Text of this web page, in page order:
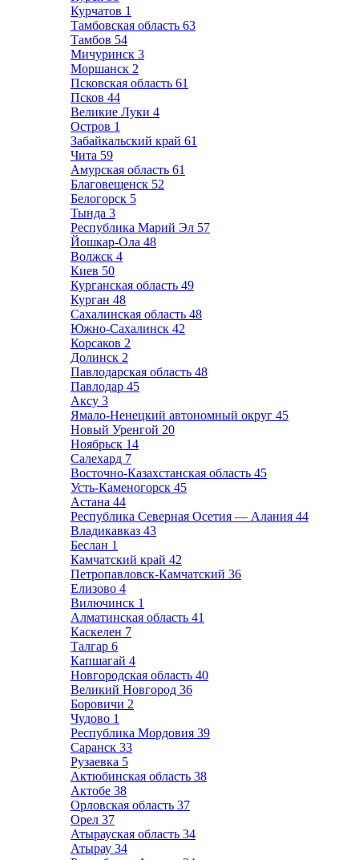
Курчатов 1
Тамбовская область 63
Тамбов 54
Мичуринск 3
Моршанск 2
Псковская область 61
Псков 44
Великие Луки 4
Остров 1
Забайкальский край 61
Чита 59
Амурская область 61
Благовещенск 52
Белогорск 5
Тында 3
Республика Марий Эл 57
Йошкар-Ола 48
Волжск 4
Киев 50
Курганская область 49
Курган 48
Сахалинская область 48
Южно-Сахалинск 42
Корсаков 2
Долинск 2
Павлодарская область 48
Павлодар 45
Аксу 3
Ямало-Ненецкий автономный округ 45
Новый Уренгой 20
Ноябрьск 14
Салехард 7
Восточно-Казахстанская область 45
Усть-Каменогорск 45
Астана 44
Республика Северная Осетия — Алания 44
Владикавказ 43
Беслан 1
Камчатский край 42
Петропавловск-Камчатский 36
Елизово 4
Вилючинск 1
Алматинская область 41
Каскелен 7
Талгар 6
Капшагай 4
Новгородская область 40
Великий Новгород 36
Боровичи 2
Чудово 1
Республика Мордовия 39
Саранск 33
Рузаевка 5
Актюбинская область 38
Актобе 38
Орловская область 37
Орел 37
Атырауская область 34
Атырау 34